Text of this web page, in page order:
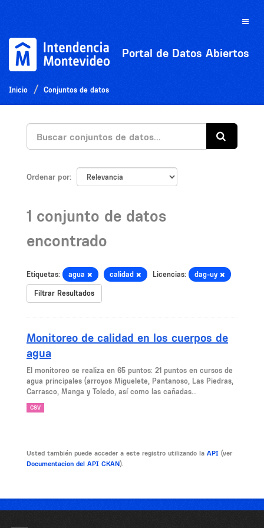
Toggle
Portal de Datos Abiertos
Inicio Conjuntos de datos
Ordenar por
1 conjunto de datos
encontrado
Etiquetas: agua calidad Licencias: dag-uy
Filtrar Resultados
Monitoreo de calidad en los cuerpos de
agua
El monitoreo se realiza en 65 puntos: 21 puntos en cursos de
agua principales (arroyos Miguelete, Pantanoso, Las Piedras,
Carrasco, Manga y Toledo, así como las cañadas...
CSV
Usted también puede acceder a este registro utilizando la API (ver
Documentacion del API CKAN).